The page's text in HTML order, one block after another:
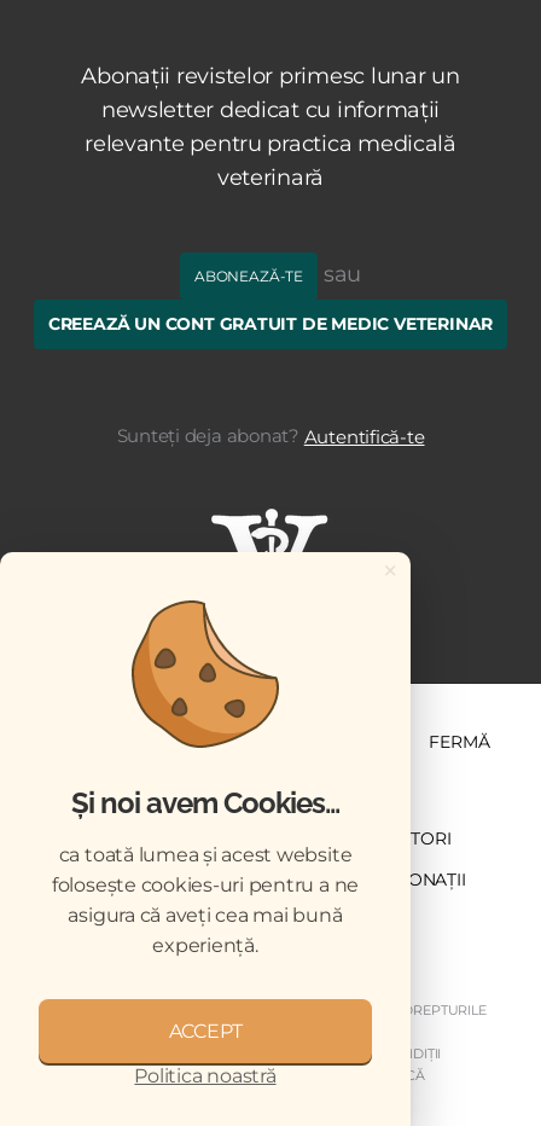
Abonații revistelor primesc lunar un
newsletter dedicat cu informații
relevante pentru practica medicală
veterinară
ABONEAZĂ-TE sau
CREEAZĂ UN CONT GRATUIT DE MEDIC VETERINAR
Sunteți deja abonat? Autentifică-te
ȘTIINȚĂ ȘI PRACTICĂ FERMĂ
CONTRIBUTORI
DESCĂRCĂRI ACREDITARE CMVRO DONAȚII
CHESTIONAR
COPYRIGHT © 2026 REVISTELE VETERINARUL. TOATE DREPTURILE
REZERVATE.
DESPRE NOI
TERMENI ȘI CONDIȚII
ARHIVA NEWSLETTER
CODUL DE ETICĂ
×
Și noi avem Cookies...
ca toată lumea și acest website
folosește cookies-uri pentru a ne
asigura că aveți cea mai bună
experiență.
ACCEPT
Politica noastră